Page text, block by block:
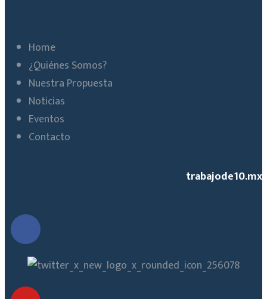
Home
¿Quiénes Somos?
Nuestra Propuesta
Noticias
Eventos
Contacto
trabajode10.mx